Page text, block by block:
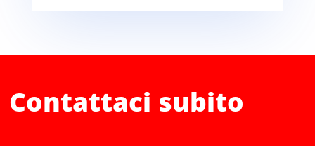
Contattaci subito